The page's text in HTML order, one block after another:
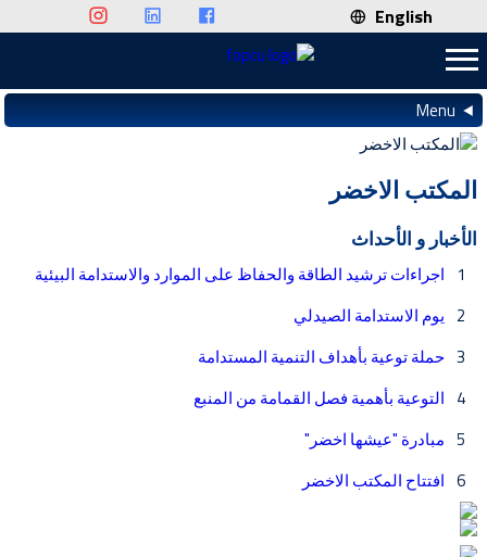
English
Menu
المكتب الاخضر
الأخبار و الأحداث
1
اجراءات ترشيد الطاقة والحفاظ على الموارد والاستدامة البيئية
2 يوم الاستدامة الصيدلي
3 حملة توعية بأهداف التنمية المستدامة
4 التوعية بأهمية فصل القمامة من المنبع
5 مبادرة "عيشها اخضر"
6 افتتاح المكتب الاخضر